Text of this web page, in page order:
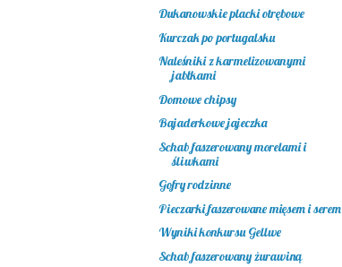
Dukanowskie placki otrębowe
Kurczak po portugalsku
Naleśniki z karmelizowanymi
jabłkami
Domowe chipsy
Bajaderkowe jajeczka
Schab faszerowany morelami i
śliwkami
Gofry rodzinne
Pieczarki faszerowane mięsem i serem
Wyniki konkursu Gellwe
Schab faszerowany żurawiną